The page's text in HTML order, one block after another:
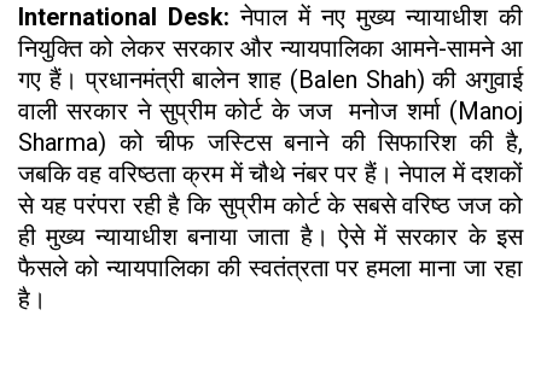
International Desk:नेपाल में नए मुख्य न्यायाधीश की
नियुक्ति को लेकर सरकार और न्यायपालिका आमने-सामने आ
गए हैं। प्रधानमंत्री बालेन शाह (Balen Shah) की अगुवाई
वाली सरकार ने सुप्रीम कोर्ट के जज मनोज शर्मा (Manoj
Sharma) को चीफ जस्टिस बनाने की सिफारिश की है,
जबकि वह वरिष्ठता क्रम में चौथे नंबर पर हैं। नेपाल में दशकों
से यह परंपरा रही है कि सुप्रीम कोर्ट के सबसे वरिष्ठ जज को
ही मुख्य न्यायाधीश बनाया जाता है। ऐसे में सरकार के इस
फैसले को न्यायपालिका की स्वतंत्रता पर हमला माना जा रहा
है।